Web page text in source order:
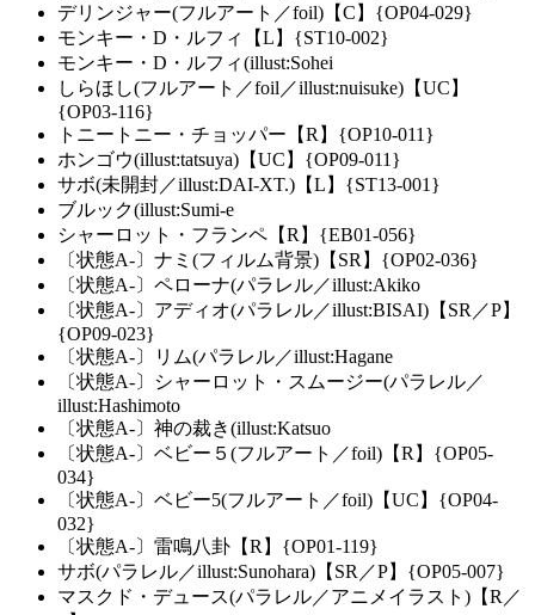
デリンジャー(フルアート／foil)【C】{OP04-029}
モンキー・D・ルフィ【L】{ST10-002}
モンキー・D・ルフィ(illust:Sohei
しらほし(フルアート／foil／illust:nuisuke)【UC】
{OP03-116}
トニートニー・チョッパー【R】{OP10-011}
ホンゴウ(illust:tatsuya)【UC】{OP09-011}
サボ(未開封／illust:DAI-XT.)【L】{ST13-001}
ブルック(illust:Sumi-e
シャーロット・フランペ【R】{EB01-056}
〔状態A-〕ナミ(フィルム背景)【SR】{OP02-036}
〔状態A-〕ペローナ(パラレル／illust:Akiko
〔状態A-〕アディオ(パラレル／illust:BISAI)【SR／P】
{OP09-023}
〔状態A-〕リム(パラレル／illust:Hagane
〔状態A-〕シャーロット・スムージー(パラレル／
illust:Hashimoto
〔状態A-〕神の裁き(illust:Katsuo
〔状態A-〕ベビー５(フルアート／foil)【R】{OP05-
034}
〔状態A-〕ベビー5(フルアート／foil)【UC】{OP04-
032}
〔状態A-〕雷鳴八卦【R】{OP01-119}
サボ(パラレル／illust:Sunohara)【SR／P】{OP05-007}
マスクド・デュース(パラレル／アニメイラスト)【R／